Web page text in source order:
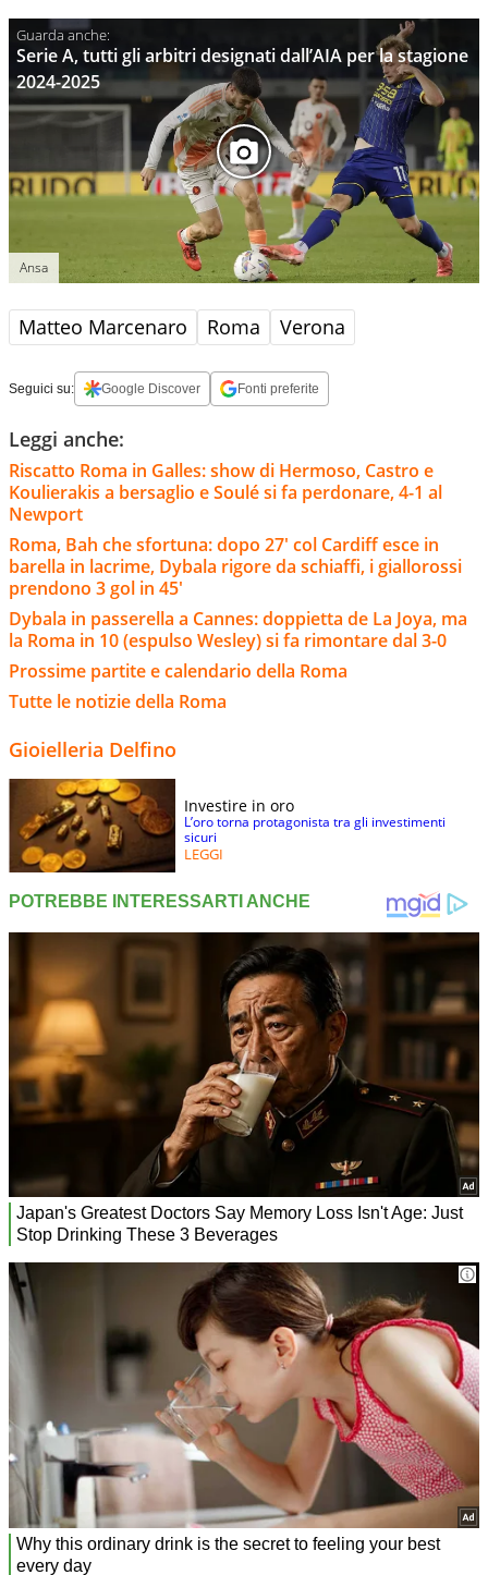
Serie A, tutti gli arbitri designati dall’AIA per la stagione
2024-2025
Ansa
Matteo Marcenaro Roma Verona
Seguici su: Google Discover Fonti preferite
Leggi anche:
Riscatto Roma in Galles: show di Hermoso, Castro e
Koulierakis a bersaglio e Soulé si fa perdonare, 4-1 al
Newport
Roma, Bah che sfortuna: dopo 27' col Cardiff esce in
barella in lacrime, Dybala rigore da schiaffi, i giallorossi
prendono 3 gol in 45'
Dybala in passerella a Cannes: doppietta de La Joya, ma
la Roma in 10 (espulso Wesley) si fa rimontare dal 3-0
Prossime partite e calendario della Roma
Tutte le notizie della Roma
Gioielleria Delfino
Investire in oro
L’oro torna protagonista tra gli investimenti
sicuri
LEGGI